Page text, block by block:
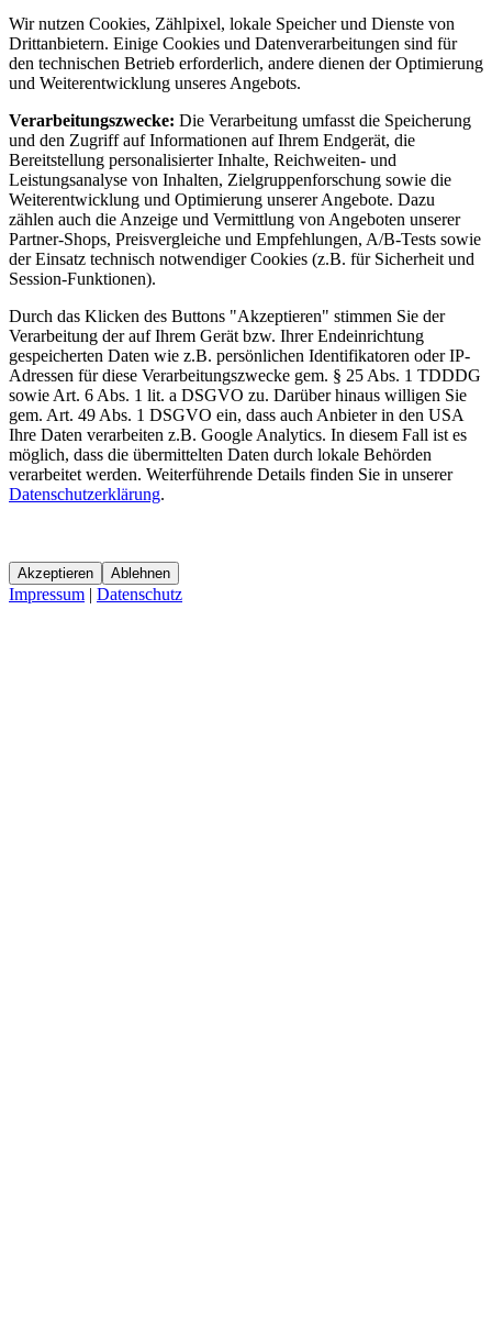
Wir nutzen Cookies, Zählpixel, lokale Speicher und Dienste von
Drittanbietern. Einige Cookies und Datenverarbeitungen sind für
den technischen Betrieb erforderlich, andere dienen der Optimierung
und Weiterentwicklung unseres Angebots.
Verarbeitungszwecke: Die Verarbeitung umfasst die Speicherung
und den Zugriff auf Informationen auf Ihrem Endgerät, die
Bereitstellung personalisierter Inhalte, Reichweiten- und
Leistungsanalyse von Inhalten, Zielgruppenforschung sowie die
Weiterentwicklung und Optimierung unserer Angebote. Dazu
zählen auch die Anzeige und Vermittlung von Angeboten unserer
Partner-Shops, Preisvergleiche und Empfehlungen, A/B-Tests sowie
der Einsatz technisch notwendiger Cookies (z.B. für Sicherheit und
Session-Funktionen).
Durch das Klicken des Buttons "Akzeptieren" stimmen Sie der
Verarbeitung der auf Ihrem Gerät bzw. Ihrer Endeinrichtung
gespeicherten Daten wie z.B. persönlichen Identifikatoren oder IP-
Adressen für diese Verarbeitungszwecke gem. § 25 Abs. 1 TDDDG
sowie Art. 6 Abs. 1 lit. a DSGVO zu. Darüber hinaus willigen Sie
gem. Art. 49 Abs. 1 DSGVO ein, dass auch Anbieter in den USA
Ihre Daten verarbeiten z.B. Google Analytics. In diesem Fall ist es
möglich, dass die übermittelten Daten durch lokale Behörden
verarbeitet werden. Weiterführende Details finden Sie in unserer
Datenschutzerklärung.
Akzeptieren Ablehnen
Impressum | Datenschutz